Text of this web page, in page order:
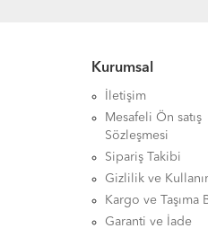
Kurumsal
İletişim
Mesafeli Ön satış
Sözleşmesi
Sipariş Takibi
Gizlilik ve
Kargo ve Taşıma
Garanti ve İade